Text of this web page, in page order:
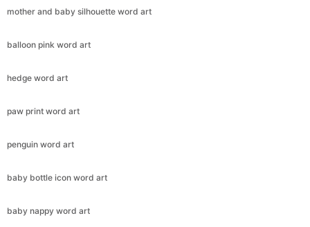
mother and baby silhouette word art
balloon pink word art
hedge word art
paw print word art
penguin word art
baby bottle icon word art
baby nappy word art